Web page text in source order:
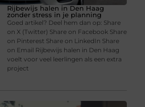
Rijbewijs halen in Den Haag
zonder stress in je planning
Goed artikel? Deel hem dan op: Share
on X (Twitter) Share on Facebook Share
on Pinterest Share on LinkedIn Share
on Email Rijbewijs halen in Den Haag
voelt voor veel leerlingen als een extra
project